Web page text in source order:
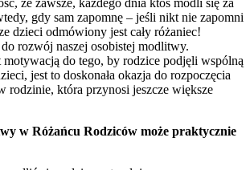
gdy sam zapomnę – jeśli nikt nie zapomni
dzieci odmówiony jest cały różaniec!
rozwój naszej osobistej modlitwy.
motywacją do tego, by rodzice podjęli wspólną
jest to doskonała okazja do rozpoczęcia
rodzinie, która przynosi jeszcze większe
w Różańcu Rodziców może praktycznie